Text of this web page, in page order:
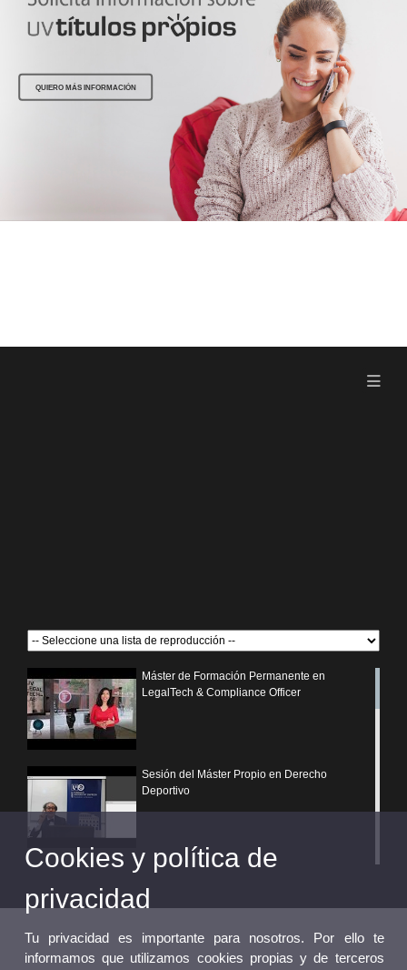
QUIERO MÁS INFORMACIÓN
Máster de Formación Permanente en
LegalTech & Compliance Officer
Sesión del Máster Propio en Derecho
Deportivo
¿Por qué elegir un postgrado propio de la
Universitat de València?
Cookies y política de
privacidad
Tu privacidad es importante para nosotros. Por ello te
informamos que utilizamos cookies propias y de terceros